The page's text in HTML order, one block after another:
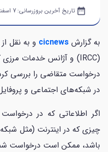
date_range تاریخ آخرین بروزرسانی: 7 اسفند 1402
به گزارش cicnews و به نقل از
درخواست متقاضی را بررسی
در شبکه‌های اجتماعی و
اگر اطلاعاتی که در
چیزی که در اینترنت (مثل
باشد، ممکن است درخواست